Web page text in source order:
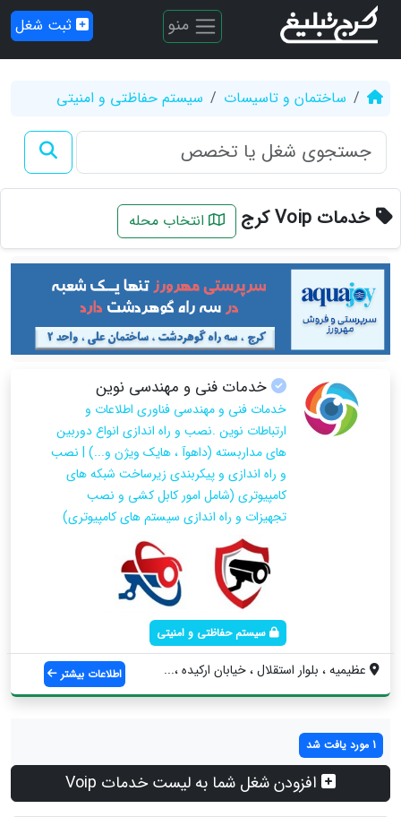
منو ثبت شغل
ساختمان و تاسیسات سیستم حفاظتی و امنیتی
خدمات Voip کرج انتخاب محله
خدمات فنی و مهندسی نوین
خدمات فنی و مهندسی فناوری اطلاعات و
ارتباطات نوین .نصب و راه اندازی انواع دوربین
های مداربسته (داهوآ ، هایک ویژن و...) | نصب
و راه اندازی و پیکربندی زیرساخت شبکه های
کامپیوتری (شامل امور کابل کشی و نصب
تجهیزات و راه اندازی سیستم های کامپیوتری)
سیستم حفاظتی و امنیتی
عظیمیه ، بلوار استقلال ، خیابان ارکیده ،... اطلاعات بیشتر
1 مورد یافت شد
افزودن شغل شما به لیست خدمات Voip